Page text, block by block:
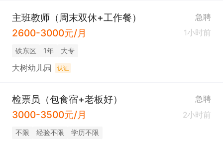
主班教师（周末双休+工作餐） 急聘
2600-3000元/月 1小时前
铁东区 1年 大专
大树幼儿园 认证
检票员（包食宿+老板好） 急聘
3000-3500元/月 2小时前
不限 经验不限 学历不限